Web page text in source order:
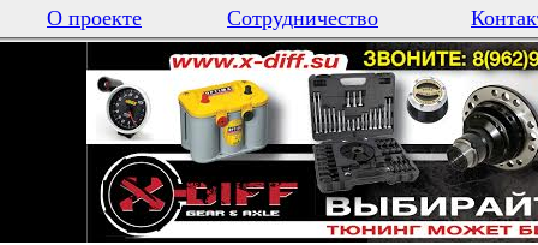
О проекте Сотрудничество